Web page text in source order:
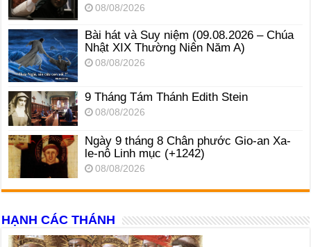
08/08/2026
Bài hát và Suy niệm (09.08.2026 – Chúa
Nhật XIX Thường Niên Năm A)
08/08/2026
9 Tháng Tám Thánh Edith Stein
08/08/2026
Ngày 9 tháng 8 Chân phước Gio-an Xa-
le-nô Linh mục (+1242)
08/08/2026
HẠNH CÁC THÁNH